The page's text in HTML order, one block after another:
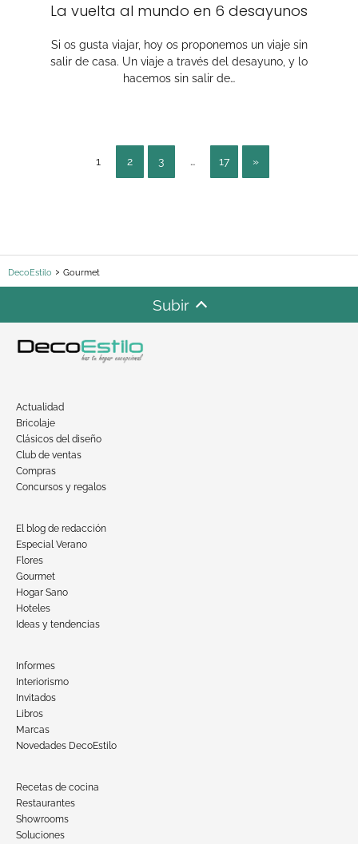
La vuelta al mundo en 6 desayunos
Si os gusta viajar, hoy os proponemos un viaje sin
salir de casa. Un viaje a través del desayuno, y lo
hacemos sin salir de…
1 2 3 … 17 »
DecoEstilo Gourmet
Subir
Actualidad
Bricolaje
Clásicos del diseño
Club de ventas
Compras
Concursos y regalos
El blog de redacción
Especial Verano
Flores
Gourmet
Hogar Sano
Hoteles
Ideas y tendencias
Informes
Interiorismo
Invitados
Libros
Marcas
Novedades DecoEstilo
Recetas de cocina
Restaurantes
Showrooms
Soluciones